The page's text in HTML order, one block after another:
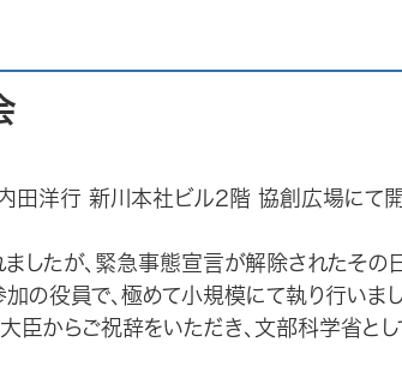
田洋行 新川本社ビル2階 協創広場にて
したが、緊急事態宣言が解除されたその
の役員で、極めて小規模にて執り行いまし
臣からご祝辞をいただき、文部科学省と